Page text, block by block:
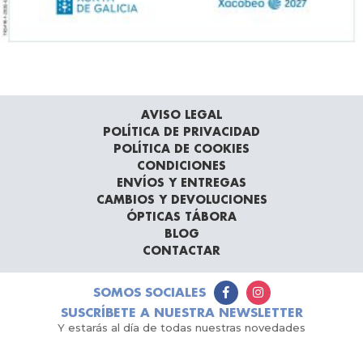
AVISO LEGAL
POLÍTICA DE PRIVACIDAD
POLÍTICA DE COOKIES
CONDICIONES
ENVÍOS Y ENTREGAS
CAMBIOS Y DEVOLUCIONES
ÓPTICAS TÁBORA
BLOG
CONTACTAR
SOMOS SOCIALES
SUSCRÍBETE A NUESTRA NEWSLETTER
Y estarás al día de todas nuestras novedades